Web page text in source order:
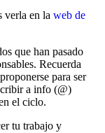
verla en la web de
que han pasado
Recuerda
para ser
a info (@)
el ciclo.
tu trabajo y